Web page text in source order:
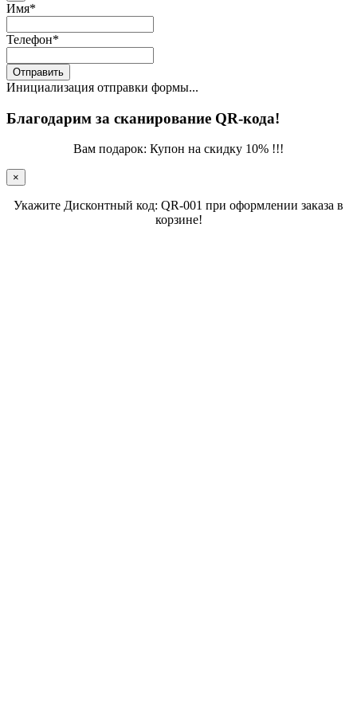
Имя*
Телефон*
Отправить
Инициализация отправки формы...
Благодарим за сканирование QR-кода!
Вам подарок: Купон на скидку 10% !!!
×
Укажите Дисконтный код: QR-001 при оформлении заказа в
корзине!